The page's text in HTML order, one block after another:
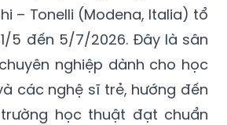
– Tonelli (Modena, Italia) tổ
5 đến 5/7/2026. Đây là sân
nghiệp dành cho học
các nghệ sĩ trẻ, hướng đến
học thuật đạt chuẩn